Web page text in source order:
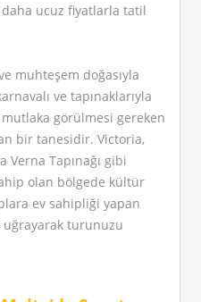
daha ucuz fiyatlarla tatil
muhteşem doğasıyla
ve tapınaklarıyla
mutlaka görülmesi gereken
bir tanesidir. Victoria,
Verna Tapınağı gibi
olan bölgede kültür
ev sahipliği yapan
uğrayarak turunuzu